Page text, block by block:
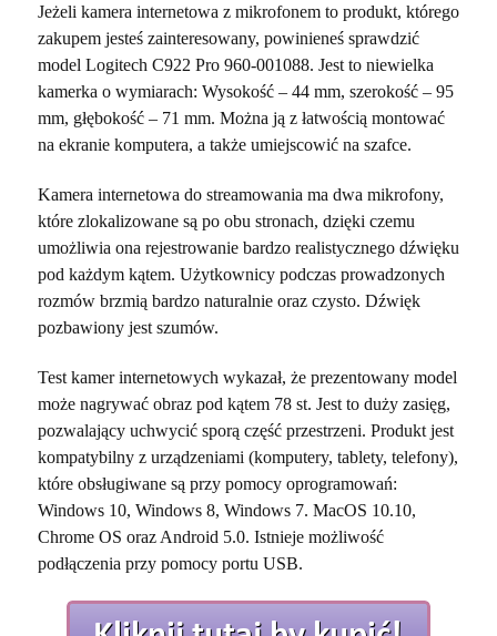
Jeżeli kamera internetowa z mikrofonem to produkt, którego
zakupem jesteś zainteresowany, powinieneś sprawdzić
model Logitech C922 Pro 960-001088. Jest to niewielka
kamerka o wymiarach: Wysokość – 44 mm, szerokość – 95
mm, głębokość – 71 mm. Można ją z łatwością montować
na ekranie komputera, a także umiejscowić na szafce.
Kamera internetowa do streamowania ma dwa mikrofony,
które zlokalizowane są po obu stronach, dzięki czemu
umożliwia ona rejestrowanie bardzo realistycznego dźwięku
pod każdym kątem. Użytkownicy podczas prowadzonych
rozmów brzmią bardzo naturalnie oraz czysto. Dźwięk
pozbawiony jest szumów.
Test kamer internetowych wykazał, że prezentowany model
może nagrywać obraz pod kątem 78 st. Jest to duży zasięg,
pozwalający uchwycić sporą część przestrzeni. Produkt jest
kompatybilny z urządzeniami (komputery, tablety, telefony),
które obsługiwane są przy pomocy oprogramowań:
Windows 10, Windows 8, Windows 7. MacOS 10.10,
Chrome OS oraz Android 5.0. Istnieje możliwość
podłączenia przy pomocy portu USB.